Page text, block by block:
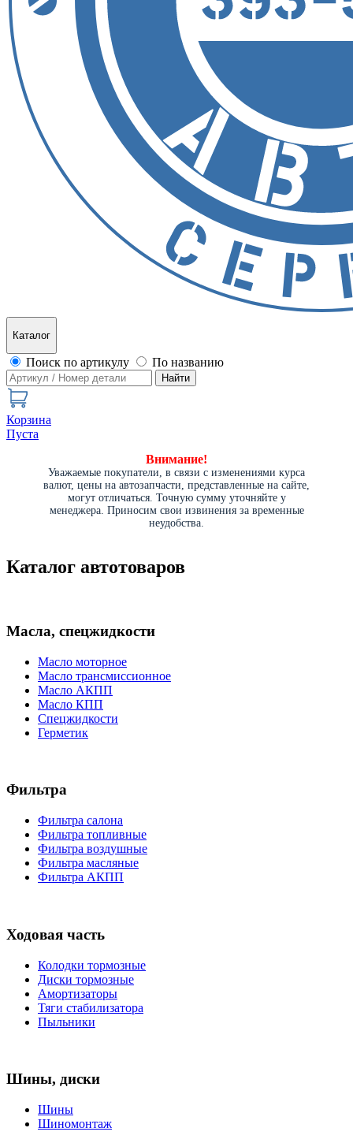
Каталог
Поиск по артикулу По названию
Найти
Корзина
Пуста
Внимание!
Уважаемые покупатели, в связи с изменениями курса
валют, цены на автозапчасти, представленные на сайте,
могут отличаться. Точную сумму уточняйте у
менеджера. Приносим свои извинения за временные
неудобства.
Каталог автотоваров
Масла, спецжидкости
Масло моторное
Масло трансмиссионное
Масло АКПП
Масло КПП
Спецжидкости
Герметик
Фильтра
Фильтра салона
Фильтра топливные
Фильтра воздушные
Фильтра масляные
Фильтра АКПП
Ходовая часть
Колодки тормозные
Диски тормозные
Амортизаторы
Тяги стабилизатора
Пыльники
Шины, диски
Шины
Шиномонтаж